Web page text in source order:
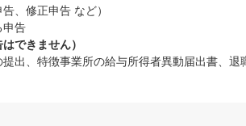
、修正申告 など）
申告
できません）
出、特徴事業所の給与所得者異動届出書、退